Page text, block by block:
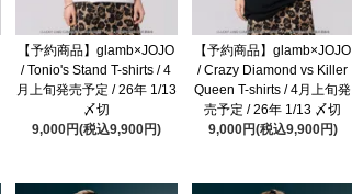
【予約商品】glamb×JOJO
/ Tonio's Stand T-shirts / 4
月上旬発売予定 / 26年 1/13
〆切
9,000円(税込9,900円)
【予約商品】glamb×JOJO
/ Crazy Diamond vs Killer
Queen T-shirts / 4月上旬発
売予定 / 26年 1/13 〆切
9,000円(税込9,900円)